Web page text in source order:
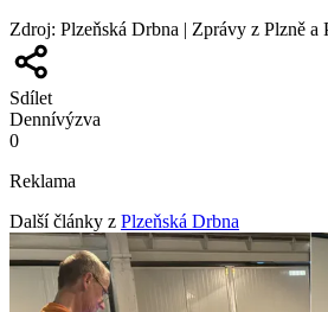
Zdroj: Plzeňská Drbna | Zprávy z Plzně a
Sdílet
Dennívýzva
0
Reklama
Další články z Plzeňská Drbna